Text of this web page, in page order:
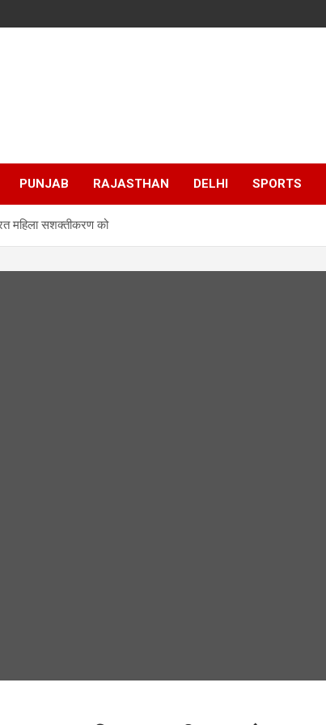
PUNJAB RAJASTHAN DELHI SPORTS
महिला सशक्तीकरण को